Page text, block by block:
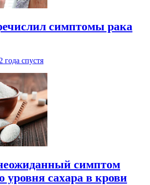
симптомы рака
2 года спустя
симптом
уровня сахара в крови